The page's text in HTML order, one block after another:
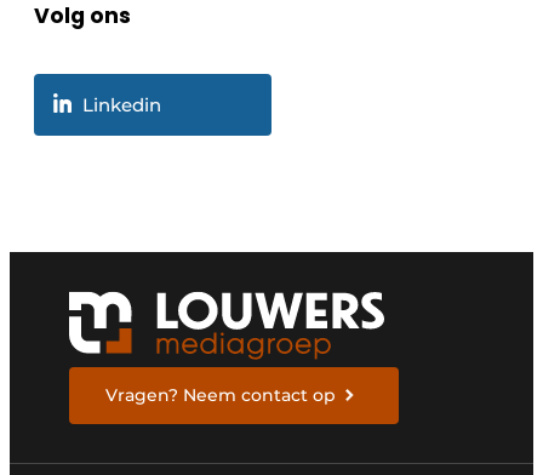
Volg ons
Linkedin
Vragen? Neem contact op